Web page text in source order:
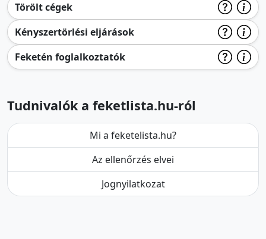
Törölt cégek
Kényszertörlési eljárások
Feketén foglalkoztatók
Tudnivalók a feketlista.hu-ról
Mi a feketelista.hu?
Az ellenőrzés elvei
Jognyilatkozat